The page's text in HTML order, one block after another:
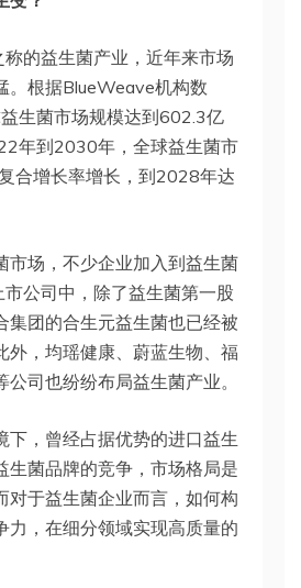
称的益生菌产业，近年来市场
。根据BlueWeave机构数
生菌市场规模达到602.3亿
年到2030年，全球益生菌市
合增长率增长，到2028年达
市场，不少企业加入到益生菌
公司中，除了益生菌第一股
集团的合生元益生菌也已经被
外，均瑶健康、蔚蓝生物、福
司也纷纷布局益生菌产业。
下，曾经占据优势的进口益生
生菌品牌的竞争，市场格局是
对于益生菌企业而言，如何构
力，在细分领域实现高质量的